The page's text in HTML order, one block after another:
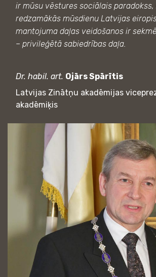
ir mūsu vēstures sociālais paradokss,
redzamākās mūsdienu Latvijas
mantojuma daļas veidošanos ir
– privileģētā sabiedrības daļa.
Dr. habil. art. Ojārs Spārītis
Latvijas Zinātņu akadēmijas
akadēmiķis